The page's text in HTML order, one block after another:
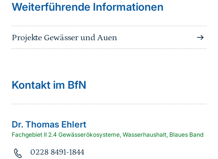
Weiterführende Informationen
Projekte Gewässer und Auen
Kontakt im BfN
Dr. Thomas Ehlert
Fachgebiet II 2.4 Gewässerökosysteme, Wasserhaushalt, Blaues Band
0228 8491-1844